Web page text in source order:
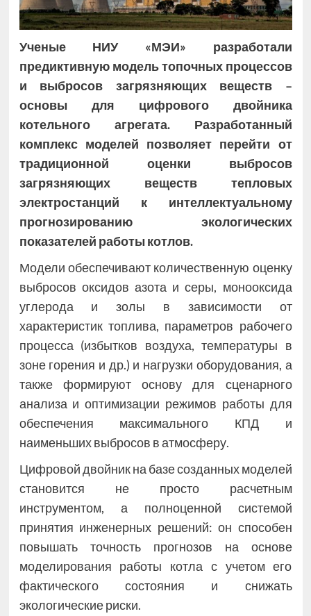
Ученые НИУ «МЭИ» разработали
предиктивную модель топочных процессов
и выбросов загрязняющих веществ –
основы для цифрового двойника
котельного агрегата. Разработанный
комплекс моделей позволяет перейти от
традиционной оценки выбросов
загрязняющих веществ тепловых
электростанций к интеллектуальному
прогнозированию экологических
показателей работы котлов.
Модели обеспечивают количественную оценку
выбросов оксидов азота и серы, монооксида
углерода и золы в зависимости от
характеристик топлива, параметров рабочего
процесса (избытков воздуха, температуры в
зоне горения и др.) и нагрузки оборудования, а
также формируют основу для сценарного
анализа и оптимизации режимов работы для
обеспечения максимального КПД и
наименьших выбросов в атмосферу.
Цифровой двойник на базе созданных моделей
становится не просто расчетным
инструментом, а полноценной системой
принятия инженерных решений: он способен
повышать точность прогнозов на основе
моделирования работы котла с учетом его
фактического состояния и снижать
экологические риски.